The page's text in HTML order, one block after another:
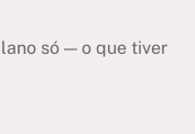
só — o que tiver